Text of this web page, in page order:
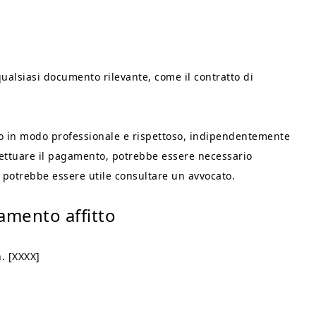
documento rilevante, come il contratto di
modo professionale e rispettoso, indipendentemente
il pagamento, potrebbe essere necessario
essere utile consultare un avvocato.
affitto